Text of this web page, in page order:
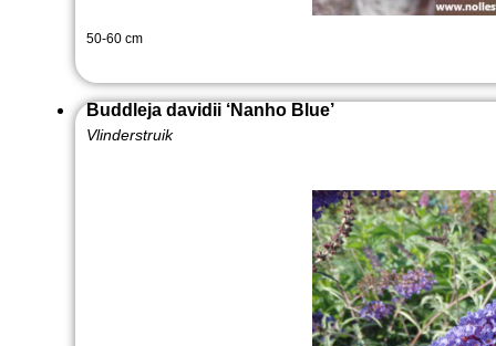
50-60 cm
Buddleja davidii ‘Nanho Blue’
Vlinderstruik